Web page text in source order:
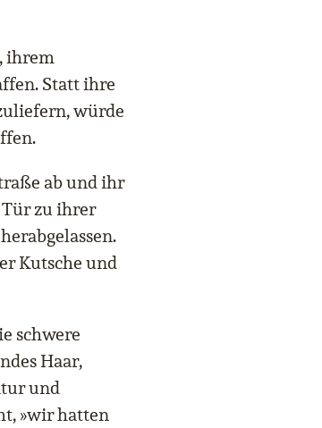
ihrem
Statt ihre
würde
ab und ihr
zu ihrer
Kutsche und
schwere
Haar,
und
»wir hatten